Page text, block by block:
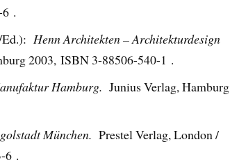
.
Henn Architekten – Architekturdesign
2003, ISBN 3-88506-540-1 .
Hamburg. Junius Verlag, Hamburg
München. Prestel Verlag, London /
6 .